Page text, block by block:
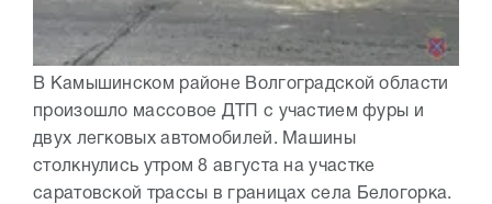
В Камышинском районе Волгоградской области
произошло массовое ДТП с участием фуры и
двух легковых автомобилей. Машины
столкнулись утром 8 августа на участке
саратовской трассы в границах села Белогорка.